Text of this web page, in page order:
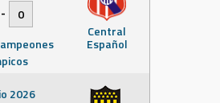
Central
Español
-
0
2026